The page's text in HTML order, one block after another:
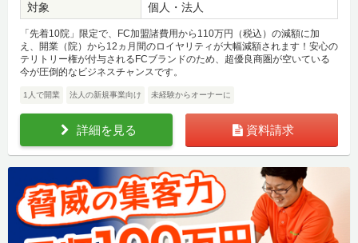
対象 個人・法人
「先着10院」限定で、FC加盟諸費用から110万円（税込）の減額に加
え、開業（院）から12ヵ月間のロイヤリティが大幅減額されます！安心の
テリトリー権が付与されるFCブランドのため、超優良商圏が空いている
今が圧倒的なビジネスチャンスです。
1人で開業 法人の新規事業向け 未経験からオーナーに
詳細を見る 資料請求